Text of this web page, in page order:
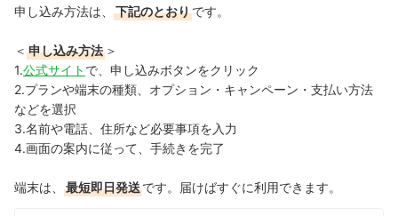
申し込み方法は、 下記のとおりです。
＜ 申し込み方法 ＞
1.公式サイト で、申し込みボタンをクリック
2.プランや端末の種類、オプション・キャンペーン・支払い方法
などを選択
3.名前や電話、住所など必要事項を入力
4.画面の案内に従って、手続きを完了
端末は、 最短即日発送です。届けばすぐに利用できます。